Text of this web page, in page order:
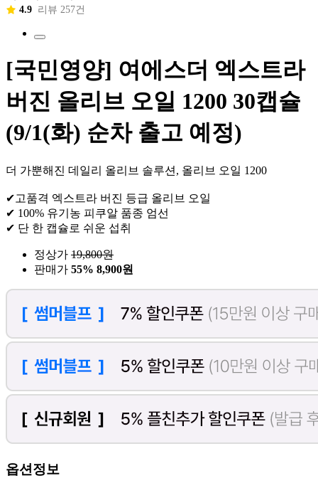
4.9 리뷰 257건
[국민영양] 여에스더 엑스트라
버진 올리브 오일 1200 30캡슐
(9/1(화) 순차 출고 예정)
더 가뿐해진 데일리 올리브 솔루션, 올리브 오일 1200
✔고품격 엑스트라 버진 등급 올리브 오일
✔ 100% 유기농 피쿠알 품종 엄선
✔ 단 한 캡슐로 쉬운 섭취
정상가 19,800원
판매가 55% 8,900원
옵션정보